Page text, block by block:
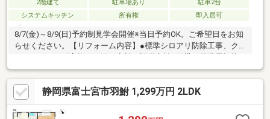
2階建て 駐車場あり
駐車2台
システムキッチン
所有権 即入居可
8/7(金)～8/9(日)予約制見学会開催※当日予約OK。ご希望日をお知
らせください。【リフォーム内容】●標準シロアリ防除工事、ク
装、外壁塗装●水回りシステムキッチン交換、ユニットバス交
換、トイレ交換、洗面化粧台交換●内装室内ドア（一部）交換、
床材上張り、シューズボックス交換、クロス張替え、畳表替え、
障子・襖張替え●その他設備給湯器交換、インターホン設置、火
災警報器設置、照明器具交換【おすすめポイント】・本物件は条
静岡県富士宮市羽鮒 1,299万円 2LDK